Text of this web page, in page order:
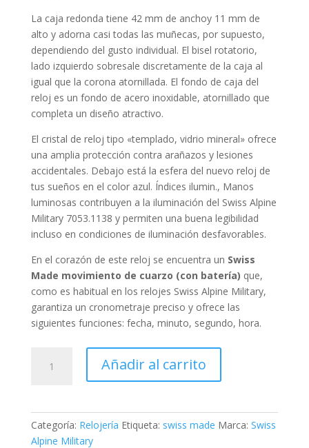
La caja redonda tiene 42 mm de anchoy 11 mm de
alto y adorna casi todas las muñecas, por supuesto,
dependiendo del gusto individual. El bisel rotatorio,
lado izquierdo sobresale discretamente de la caja al
igual que la corona atornillada. El fondo de caja del
reloj es un fondo de acero inoxidable, atornillado que
completa un diseño atractivo.
El cristal de reloj tipo «templado, vidrio mineral» ofrece
una amplia protección contra arañazos y lesiones
accidentales. Debajo está la esfera del nuevo reloj de
tus sueños en el color azul. Índices ilumin., Manos
luminosas contribuyen a la iluminación del Swiss Alpine
Military 7053.1138 y permiten una buena legibilidad
incluso en condiciones de iluminación desfavorables.
En el corazón de este reloj se encuentra un Swiss
Made movimiento de cuarzo (con batería) que,
como es habitual en los relojes Swiss Alpine Military,
garantiza un cronometraje preciso y ofrece las
siguientes funciones: fecha, minuto, segundo, hora.
Alpine
cantidad
Añadir al carrito
Categoría: Relojería Etiqueta: swiss made Marca: Swiss
Alpine Military